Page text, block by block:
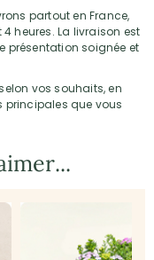
partout en France,
heures. La livraison est
présentation soignée et
vos souhaits, en
principales que vous